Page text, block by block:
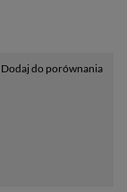
Dodaj do porównania